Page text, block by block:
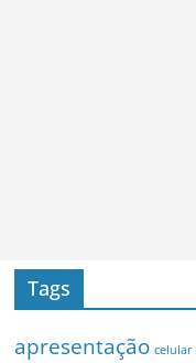
Tags
apresentação celular